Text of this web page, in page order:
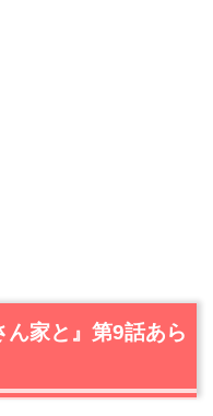
ん家と』第9話あら